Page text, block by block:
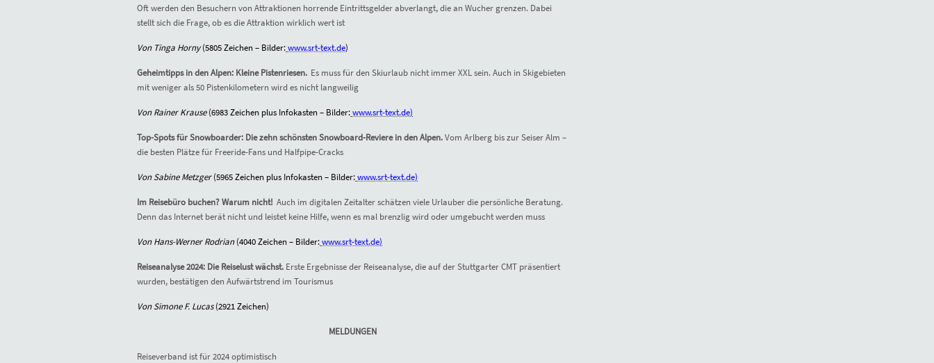
Oft werden den Besuchern von Attraktionen horrende Eintrittsgelder abverlangt, die an Wucher grenzen. Dabei
stellt sich die Frage, ob es die Attraktion wirklich wert ist
Von Tinga Horny(5805Zeichen – Bilder:www.srt-text.de)
Geheimtipps in den Alpen: Kleine Pistenriesen. Es muss für den Skiurlaub nicht immer XXL sein. Auch in Skigebieten
mit weniger als 50 Pistenkilometern wird es nicht langweilig
Von Rainer Krause(6983Zeichen plus Infokasten – Bilder:www.srt-text.de)
Top-Spots für Snowboarder: Die zehn schönsten Snowboard-Reviere in den Alpen.Vom Arlberg bis zur Seiser Alm –
die besten Plätze für Freeride-Fans und Halfpipe-Cracks
Von Sabine Metzger(5965Zeichen plus Infokasten – Bilder:www.srt-text.de)
Im Reisebüro buchen? Warum nicht! Auch im digitalen Zeitalter schätzen viele Urlauber die persönliche Beratung.
Denn das Internet berät nicht und leistet keine Hilfe, wenn es mal brenzlig wird oder umgebucht werden muss
Von Hans-Werner Rodrian(4040Zeichen – Bilder:www.srt-text.de)
Reiseanalyse 2024: Die Reiselust wächst. Erste Ergebnisse der Reiseanalyse, die auf der Stuttgarter CMT präsentiert
wurden, bestätigen den Aufwärtstrend im Tourismus
Von Simone F. Lucas(2921Zeichen)
MELDUNGEN
Reiseverband ist für 2024 optimistisch